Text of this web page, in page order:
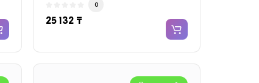
0
25 132 ₸